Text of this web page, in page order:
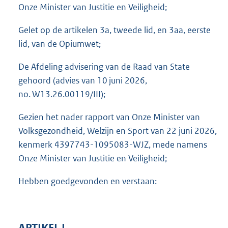
Onze Minister van Justitie en Veiligheid;
Gelet op de artikelen 3a, tweede lid, en 3aa, eerste
lid, van de Opiumwet;
De Afdeling advisering van de Raad van State
gehoord (advies van 10 juni 2026,
no. W13.26.00119/III);
Gezien het nader rapport van Onze Minister van
Volksgezondheid, Welzijn en Sport van 22 juni 2026,
kenmerk 4397743-1095083-WJZ, mede namens
Onze Minister van Justitie en Veiligheid;
Hebben goedgevonden en verstaan: